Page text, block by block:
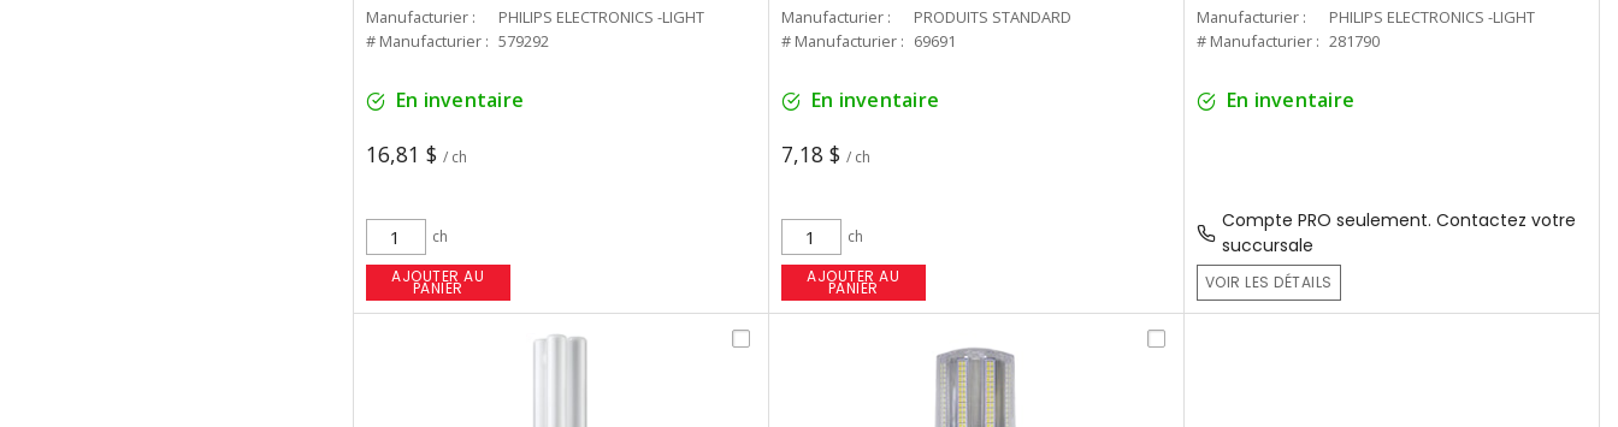
Manufacturier :
PHILIPS ELECTRONICS -LIGHT
# Manufacturier : 579292
En inventaire
16,81 $ / ch
ch
AJOUTER AU
PANIER
Manufacturier :
PRODUITS STANDARD
# Manufacturier : 69691
En inventaire
7,18 $ / ch
ch
AJOUTER AU
PANIER
Manufacturier :
PHILIPS ELECTRONICS -LIGHT
# Manufacturier : 281790
En inventaire
Compte PRO seulement. Contactez votre
succursale
VOIR LES DÉTAILS